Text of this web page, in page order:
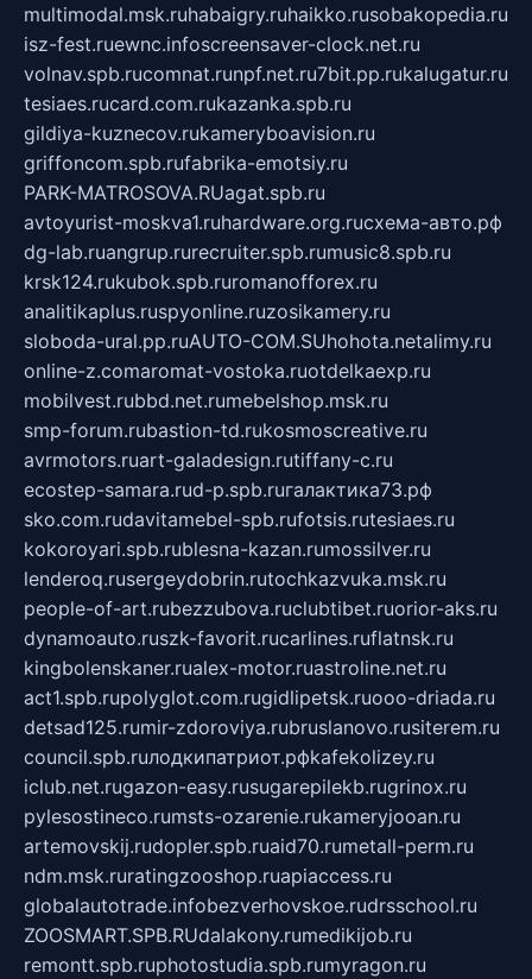
multimodal.msk.ruhabaigry.ruhaikko.rusobakopedia.ru
isz-fest.ruewnc.infoscreensaver-clock.net.ru
volnav.spb.rucomnat.runpf.net.ru7bit.pp.rukalugatur.ru
tesiaes.rucard.com.rukazanka.spb.ru
gildiya-kuznecov.rukameryboavision.ru
griffoncom.spb.rufabrika-emotsiy.ru
PARK-MATROSOVA.RUagat.spb.ru
avtoyurist-moskva1.ruhardware.org.ruсхема-авто.рф
dg-lab.ruangrup.rurecruiter.spb.rumusic8.spb.ru
krsk124.rukubok.spb.ruromanofforex.ru
analitikaplus.ruspyonline.ruzosikamery.ru
sloboda-ural.pp.ruAUTO-COM.SUhohota.netalimy.ru
online-z.comaromat-vostoka.ruotdelkaexp.ru
mobilvest.rubbd.net.rumebelshop.msk.ru
smp-forum.rubastion-td.rukosmoscreative.ru
avrmotors.ruart-galadesign.rutiffany-c.ru
ecostep-samara.rud-p.spb.ruгалактика73.рф
sko.com.rudavitamebel-spb.rufotsis.rutesiaes.ru
kokoroyari.spb.rublesna-kazan.rumossilver.ru
lenderoq.rusergeydobrin.rutochkazvuka.msk.ru
people-of-art.rubezzubova.ruclubtibet.ruorior-aks.ru
dynamoauto.ruszk-favorit.rucarlines.ruflatnsk.ru
kingbolenskaner.rualex-motor.ruastroline.net.ru
act1.spb.rupolyglot.com.rugidlipetsk.ruooo-driada.ru
detsad125.rumir-zdoroviya.rubruslanovo.rusiterem.ru
council.spb.ruлодкипатриот.рфkafekolizey.ru
iclub.net.rugazon-easy.rusugarepilekb.rugrinox.ru
pylesostineco.rumsts-ozarenie.rukameryjooan.ru
artemovskij.rudopler.spb.ruaid70.rumetall-perm.ru
ndm.msk.ruratingzooshop.ruapiaccess.ru
globalautotrade.infobezverhovskoe.rudrsschool.ru
ZOOSMART.SPB.RUdalakony.rumedikijob.ru
remontt.spb.ruphotostudia.spb.rumyragon.ru